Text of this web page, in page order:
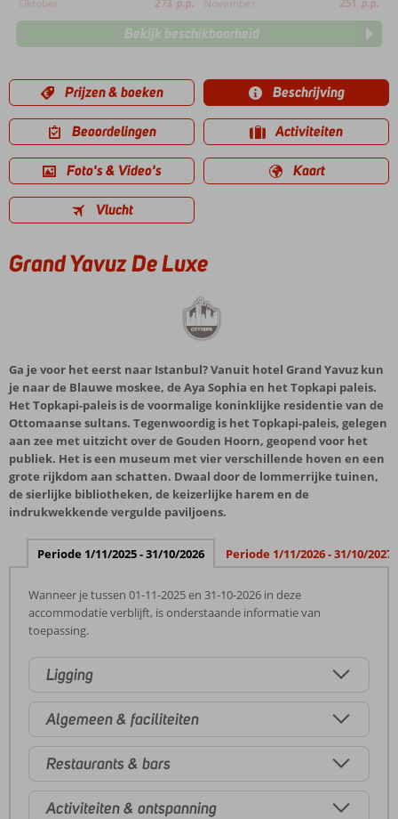
Oktober
273 p.p. November 251 p.p.
Bekijk beschikbaarheid
Prijzen & boeken Beschrijving
Beoordelingen Activiteiten
Foto's & Video's Kaart
Vlucht
Grand Yavuz De Luxe
Ga je voor het eerst naar Istanbul? Vanuit hotel Grand Yavuz kun
je naar de Blauwe moskee, de Aya Sophia en het Topkapi paleis.
Het Topkapi-paleis is de voormalige koninklijke residentie van de
Ottomaanse sultans. Tegenwoordig is het Topkapi-paleis, gelegen
aan zee met uitzicht over de Gouden Hoorn, geopend voor het
publiek. Het is een museum met vier verschillende hoven en een
grote rijkdom aan schatten. Dwaal door de lommerrijke tuinen,
de sierlijke bibliotheken, de keizerlijke harem en de
indrukwekkende vergulde paviljoens.
Periode 1/11/2025 - 31/10/2026 Periode 1/11/2026 - 31/10/2027
Wanneer je tussen 01-11-2025 en 31-10-2026 in deze
accommodatie verblijft, is onderstaande informatie van
toepassing.
Ligging
Algemeen & faciliteiten
Restaurants & bars
Activiteiten & ontspanning